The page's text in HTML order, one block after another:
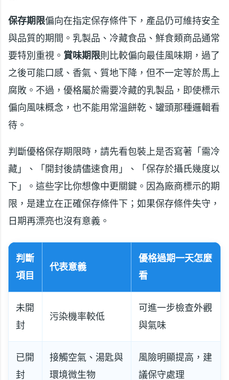
保存期限偏向在指定保存條件下，產品仍可維持安全
與品質的期間。乳製品、冷藏食品、鮮食類商品通常
要特別重視。 賞味期限則比較偏向最佳風味期，過了
之後可能口感、香氣、質地下降，但不一定等於馬上
腐敗。不過，優格屬於需要冷藏的乳製品，即使標示
偏向風味概念，也不能用常溫餅乾、罐頭那種邏輯看
待。
判斷優格保存期限時，請先看包裝上是否寫著「需冷
藏」、「開封後請儘速食用」、「保存於攝氏幾度以
下」。這些字比你想像中更關鍵。因為廠商標示的期
限，是建立在正確保存條件下；如果保存條件失守，
日期再漂亮也沒有意義。
判斷
項目
代表意義
優格過期一天怎麼
看
未開
封
污染機率較低
可進一步檢查外觀
與氣味
已開
封
接觸空氣、湯匙與
環境微生物
風險明顯提高，建
議保守處理